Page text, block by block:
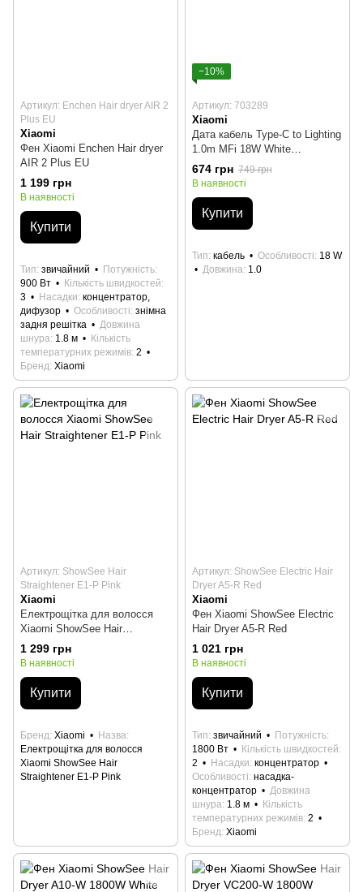
Артикул: Enchen Hair dryer AIR 2
Plus EU
Xiaomi
Фен Xiaomi Enchen Hair dryer
AIR 2 Plus EU
1 199 грн
В наявності
Купити
Тип звичайний
Потужність
900 Вт
Кількість швидкостей
3
Насадки концентратор,
дифузор
Особливості знімна
задня решітка
Довжина
шнура 1.8 м
Кількість
температурних режимів 2
Бренд Xiaomi
−10%
Артикул: 703289
Xiaomi
Дата кабель Type-C to Lighting
1.0m MFi 18W White
(BHR4421GL) Xiaomi (703289)
674 грн 749 грн
В наявності
Купити
Тип кабель Особливості 18 W
Довжина 1.0
Артикул: ShowSee Hair
Straightener E1-P Pink
Xiaomi
Електрощітка для волосся
Xiaomi ShowSee Hair
Straightener E1-P Pink
1 299 грн
В наявності
Купити
Бренд Xiaomi
Назва
Електрощітка для волосся
Xiaomi ShowSee Hair
Straightener E1-P Pink
Артикул: ShowSee Electric Hair
Dryer A5-R Red
Xiaomi
Фен Xiaomi ShowSee Electric
Hair Dryer A5-R Red
1 021 грн
В наявності
Купити
Тип звичайний
Потужність
1800 Вт
Кількість швидкостей
2
Насадки концентратор
Особливості насадка-
концентратор
Довжина
шнура 1.8 м
Кількість
температурних режимів 2
Бренд Xiaomi